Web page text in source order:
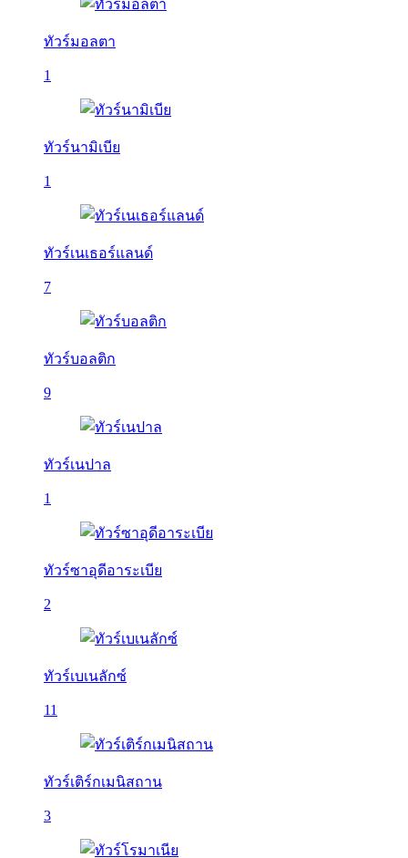
ทัวร์มอลตา
1
ทัวร์นามิเบีย
1
ทัวร์เนเธอร์แลนด์
7
ทัวร์บอลติก
9
ทัวร์เนปาล
1
ทัวร์ซาอุดีอาระเบีย
2
ทัวร์เบเนลักซ์
11
ทัวร์เติร์กเมนิสถาน
3